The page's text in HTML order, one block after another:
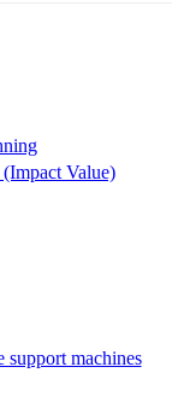
Value)
support machines